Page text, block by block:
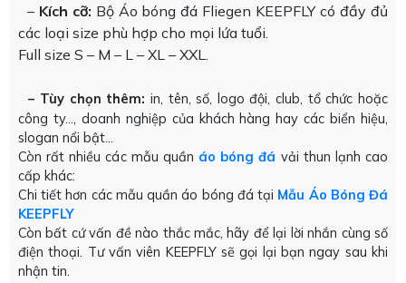
– Kích cỡ: Bộ Áo bóng đá Fliegen KEEPFLY có đầy đủ
các loại size phù hợp cho mọi lứa tuổi.
Full size S – M – L – XL – XXL.
– Tùy chọn thêm: in, tên, số, logo đội, club, tổ chức hoặc
công ty…, doanh nghiệp của khách hàng hay các biển hiệu,
slogan nổi bật…
Còn rất nhiều các mẫu quần áo bóng đá vải thun lạnh cao
cấp khác:
Chi tiết hơn các mẫu quần áo bóng đá tại Mẫu Áo Bóng Đá
KEEPFLY
Còn bất cứ vấn đề nào thắc mắc, hãy để lại lời nhắn cùng số
điện thoại. Tư vấn viên KEEPFLY sẽ gọi lại bạn ngay sau khi
nhận tin.